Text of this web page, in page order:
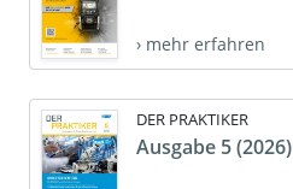
› mehr erfahren
DER PRAKTIKER
Ausgabe 5 (2026)